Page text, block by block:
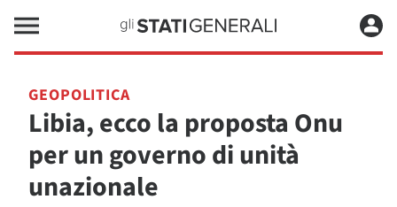
GEOPOLITICA
Libia, ecco la proposta Onu
per un governo di unità
unazionale